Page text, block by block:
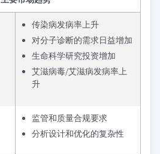
传染病发病率上升
对分子诊断的需求日益增加
生命科学研究投资增加
艾滋病毒/艾滋病发病率上
升
监管和质量合规要求
分析设计和优化的复杂性